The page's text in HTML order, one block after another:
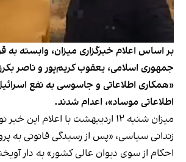
بر اساس اعلام خبرگزاری میزان، وابسته به
جمهوری اسلامی، یعقوب کریم‌پور و ناصر
«همکاری اطلاعاتی و جاسوسی به نفع
اطلاعاتی موساد»، اعدام شدند.
میزان شنبه ۱۲ اردیبهشت با اعلام
زندانی سیاسی، «پس از رسیدگی قانونی به
احکام از سوی دیوان عالی کشور» به دار